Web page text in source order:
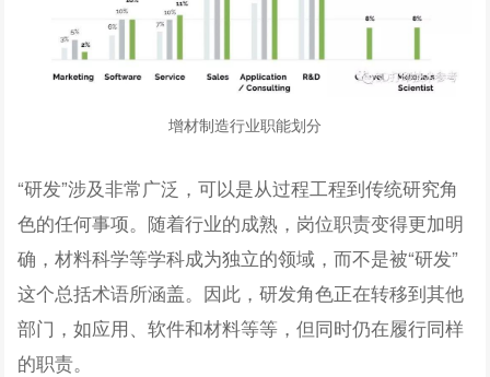
增材制造行业职能划分
“研发”涉及非常广泛，可以是从过程工程到传统研究角
色的任何事项。随着行业的成熟，岗位职责变得更加明
确，材料科学等学科成为独立的领域，而不是被“研发”
这个总括术语所涵盖。因此，研发角色正在转移到其他
部门，如应用、软件和材料等等，但同时仍在履行同样
的职责。